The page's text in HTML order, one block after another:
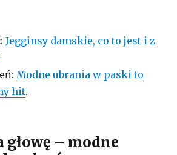
Jegginsy damskie, co to jest i z
Modne ubrania w paski to
hit.
głowę – modne